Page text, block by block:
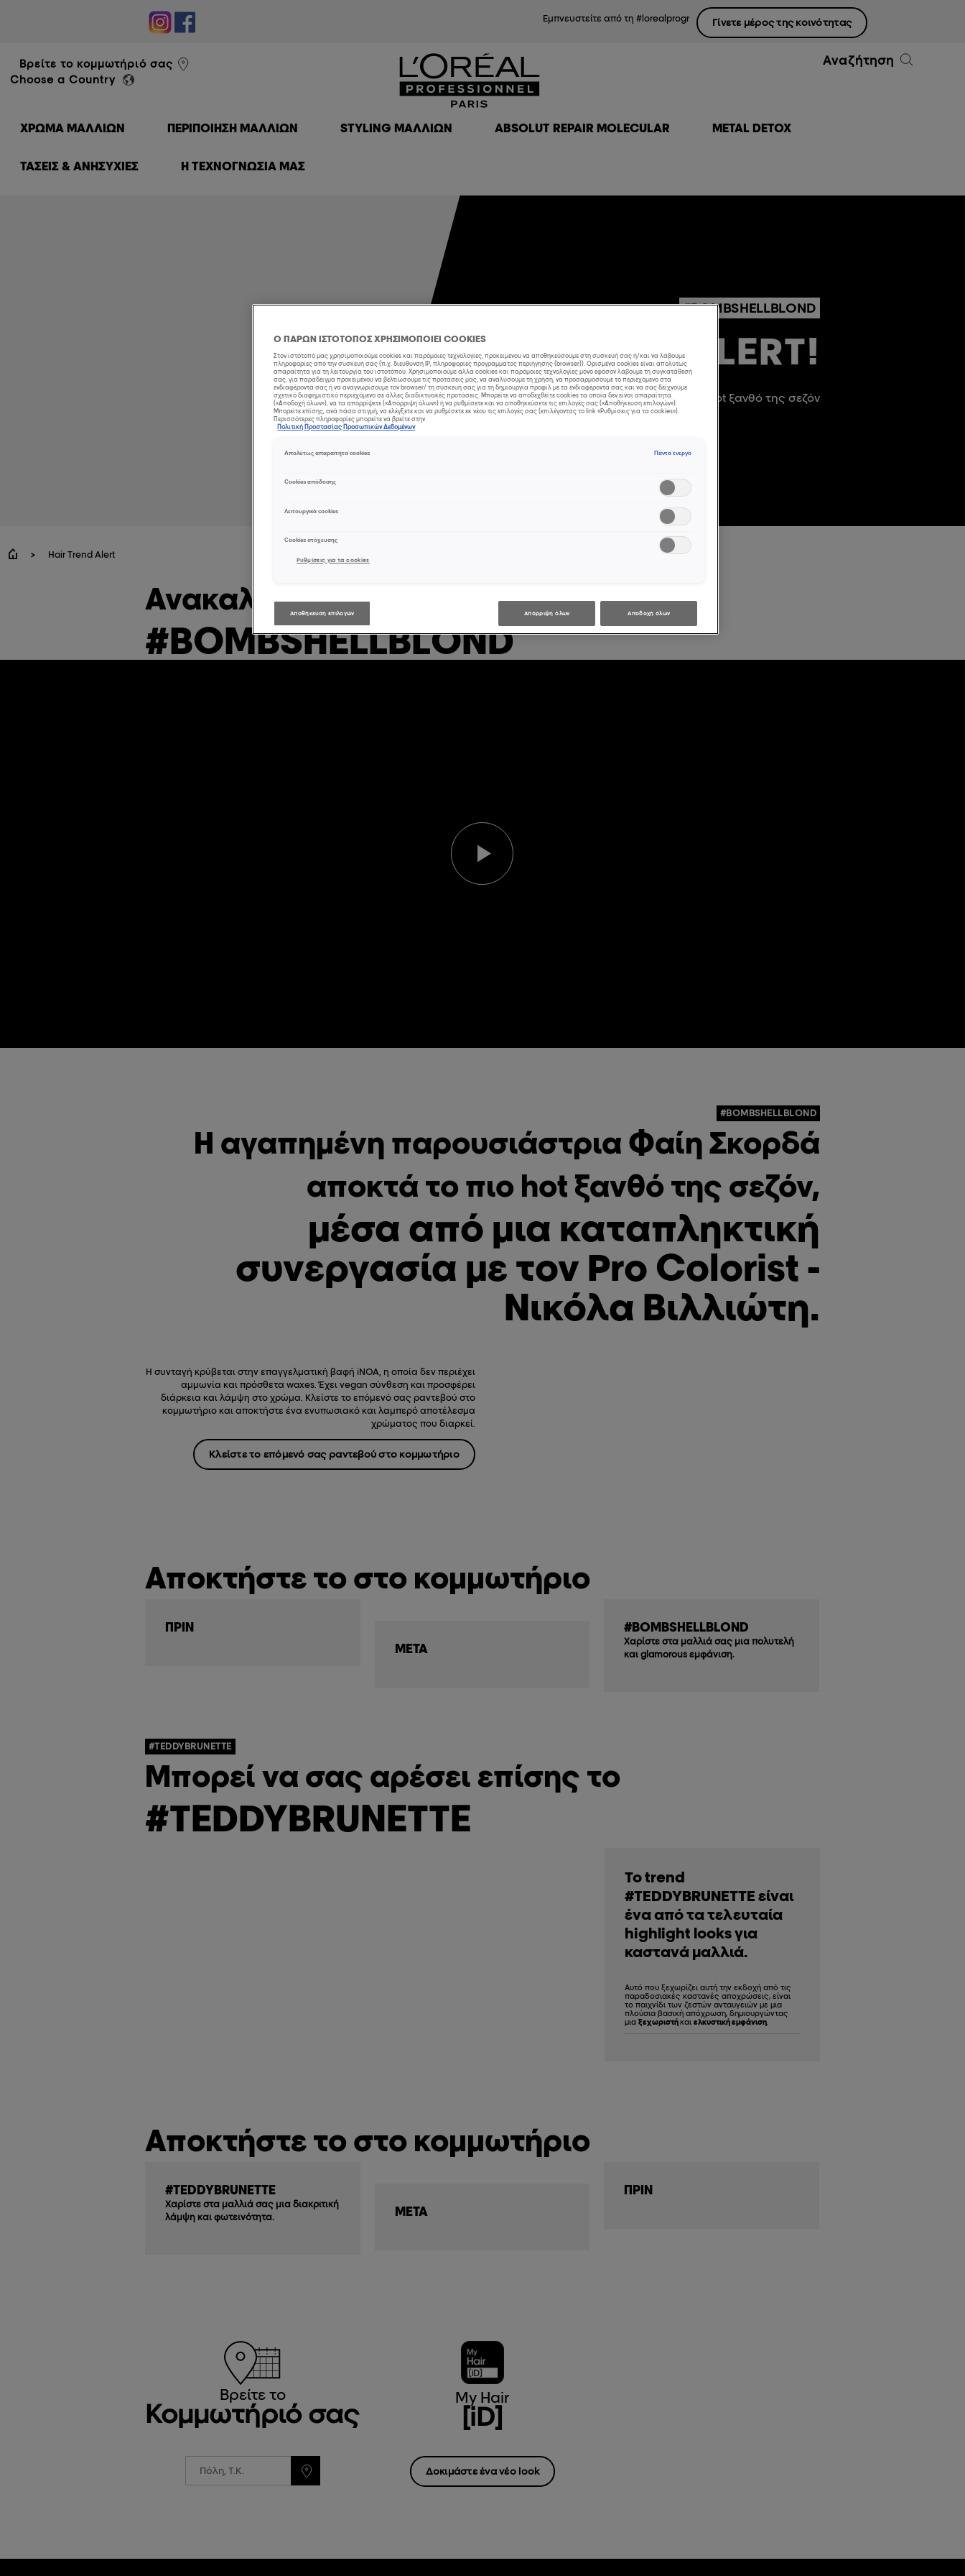
Εμπνευστείτε από τη #lorealprogr Γίνετε μέρος της κοινότητας
Βρείτε το κομμωτήριό σας
Choose a Country
Professionnel Αναζήτηση
ΧΡΏΜΑ ΜΑΛΛΙΏΝ ΠΕΡΙΠΟΊΗΣΗ ΜΑΛΛΙΏΝ STYLING ΜΑΛΛΙΏΝ ABSOLUT REPAIR MOLECULAR METAL DETOX
ΤΑΣΕΙΣ & ΑΝΗΣΥΧΙΕΣ Η ΤΕΧΝΟΓΝΩΣΙΑ ΜΑΣ
#BOMBSHELLBLOND
HAIR TREND ALERT!
Αποκτήστε το πιο hot ξανθό της σεζόν
Hair Trend Alert
Ανακαλύψτε το απόλυτο
#BOMBSHELLBLOND
#BOMBSHELLBLOND
Η αγαπημένη παρουσιάστρια Φαίη Σκορδά
αποκτά το πιο hot ξανθό της σεζόν,
μέσα από μια καταπληκτική
συνεργασία με τον Pro Colorist -
Νικόλα Βιλλιώτη.
Η συνταγή κρύβεται στην επαγγελματική βαφή iNOA, η οποία δεν περιέχει
αμμωνία και πρόσθετα waxes. Έχει vegan σύνθεση και προσφέρει
διάρκεια και λάμψη στο χρώμα. Κλείστε το επόμενό σας ραντεβού στο
κομμωτήριο και αποκτήστε ένα ενυπωσιακό και λαμπερό αποτέλεσμα
χρώματος που διαρκεί.
Κλείστε το επόμενό σας ραντεβού στο κομμωτήριο
Αποκτήστε το στο κομμωτήριο
ΠΡΙΝ
ΜΕΤΑ
#BOMBSHELLBLOND
Χαρίστε στα μαλλιά σας μια πολυτελή
και glamorous εμφάνιση.
#TEDDYBRUNETTE
Μπορεί να σας αρέσει επίσης το
#TEDDYBRUNETTE
Το trend
#TEDDYBRUNETTE είναι
ένα από τα τελευταία
highlight looks για
καστανά μαλλιά.
Αυτό που ξεχωρίζει αυτή την εκδοχή από τις
παραδοσιακές καστανές αποχρώσεις, είναι
το παιχνίδι των ζεστών ανταυγειών με μια
πλούσια βασική απόχρωση, δημιουργώντας
μια ξεχωριστήκαι ελκυστική εμφάνιση.
Αποκτήστε το στο κομμωτήριο
#TEDDYBRUNETTE
Χαρίστε στα μαλλιά σας μια διακριτική
λάμψη και φωτεινότητα.
ΜΕΤΑ
ΠΡΙΝ
Βρείτε το
Κομμωτήριό σας My Hair
[iD]
Δοκιμάστε ένα νέο look
Ο ΠΑΡΩΝ ΙΣΤΟΤΟΠΟΣ ΧΡΗΣΙΜΟΠΟΙΕΙ COOKIES
Στον ιστότοπό μας χρησιμοποιούμε cookies και παρόμοιες τεχνολογίες, προκειμένου να αποθηκεύσουμε στη συσκευή σας ή/και να λάβουμε
πληροφορίες από την συσκευή σας (π.χ. διεύθυνση IP, πληροφορίες προγράμματος περιήγησης (browser)). Ορισμένα cookies είναι απολύτως
απαραίτητα για τη λειτουργία του ιστοτόπου. Χρησιμοποιούμε άλλα cookies και παρόμοιες τεχνολογίες μόνο εφόσον λάβουμε τη συγκατάθεσή
σας, για παράδειγμα προκειμένου να βελτιώσουμε τις προτάσεις μας, να αναλύσουμε τη χρήση, να προσαρμόσουμε το περιεχόμενο στα
ενδιαφέροντά σας ή να αναγνωρίσουμε τον browser/ τη συσκευή σας για τη δημιουργία προφίλ με τα ενδιαφέροντά σας και να σας δείχνουμε
σχετικό διαφημιστικό περιεχόμενο σε άλλες διαδικτυακές προτάσεις. Μπορείτε να αποδεχθείτε cookies τα οποία δεν είναι απαραίτητα
(«Αποδοχή όλων»), να τα απορρίψετε («Απόρριψη όλων») ή να ρυθμίσετε και να αποθηκεύσετε τις επιλογές σας («Αποθήκευση επιλογών»).
Μπορείτε επίσης, ανά πάσα στιγμή, να ελέγξετε και να ρυθμίσετε εκ νέου τις επιλογές σας (επιλέγοντας το link «Ρυθμίσεις για τα cookies»).
Περισσότερες πληροφορίες μπορείτε να βρείτε στην
Πολιτική Προστασίας Προσωπικών Δεδομένων
Απολύτως απαραίτητα cookies Πάντα ενεργό
Cookies απόδοσης
Λειτουργικά cookies
Cookies στόχευσης
Ρυθμίσεις για τα cookies
Αποθήκευση επιλογών Απόρριψη όλων Αποδοχή όλων